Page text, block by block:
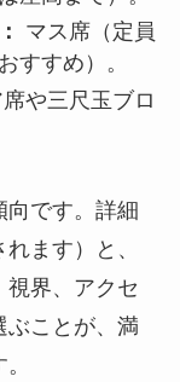
マス席（定員
すすめ）。
や三尺玉ブロ
向です。詳細
ます）と、
視界、アクセ
ぶことが、満